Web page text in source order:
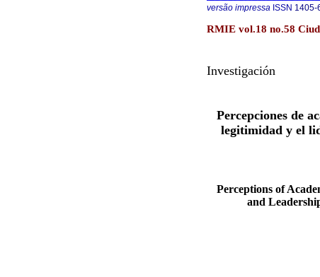
versão impressa ISSN 1405-
RMIE vol.18 no.58
Investigación
Percepciones de
legitimidad y el
Perceptions of
and